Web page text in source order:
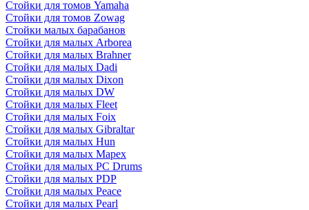
Стойки для томов Yamaha
Стойки для томов Zowag
Стойки малых барабанов
Стойки для малых Arborea
Стойки для малых Brahner
Стойки для малых Dadi
Стойки для малых Dixon
Стойки для малых DW
Стойки для малых Fleet
Стойки для малых Foix
Стойки для малых Gibraltar
Стойки для малых Hun
Стойки для малых Mapex
Стойки для малых PC Drums
Стойки для малых PDP
Стойки для малых Peace
Стойки для малых Pearl